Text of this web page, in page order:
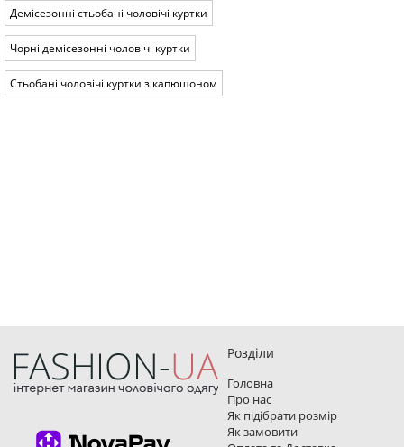
Демісезонні стьобані чоловічі куртки
Чорні демісезонні чоловічі куртки
Стьобані чоловічі куртки з капюшоном
Розділи
Головна
Про нас
Як підібрати розмір
Як замовити